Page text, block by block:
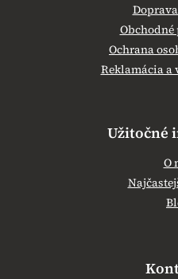
Ochrana
Reklamácia a
Užitočné
O